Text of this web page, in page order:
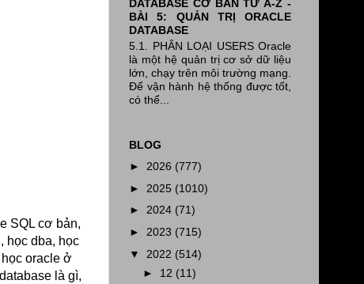
SQL cơ bản,
học dba, học
oracle ở
là gì,
DATABASE CƠ BẢN TỪ A-Z -
BÀI 5: QUẢN TRỊ ORACLE
DATABASE
5.1. PHÂN LOẠI USERS Oracle
là một hệ quản trị cơ sở dữ liệu
lớn, chạy trên môi trường mạng.
Để vận hành hệ thống được tốt,
có thể...
BLOG
► 2026 (777)
► 2025 (1010)
► 2024 (71)
► 2023 (715)
▼ 2022 (514)
► 12 (11)